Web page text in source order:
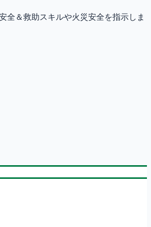
全＆救助スキルや火災安全を指示しま